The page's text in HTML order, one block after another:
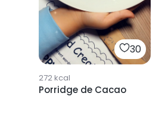
30
272kcal
Porridge de Cacao